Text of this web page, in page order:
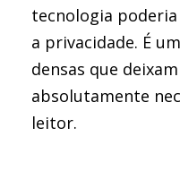
tecnologia
a privacidade. É
densas que
absolutamente
leitor.